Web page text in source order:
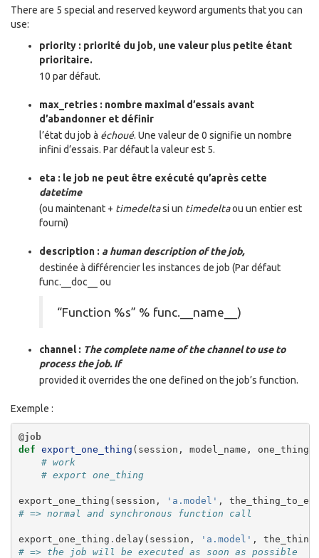
There are 5 special and reserved keyword arguments that you can
use:
priority : priorité du job, une valeur plus petite étant
prioritaire.
10 par défaut.
max_retries : nombre maximal d’essais avant
d’abandonner et définir
l’état du job à échoué. Une valeur de 0 signifie un nombre
infini d’essais. Par défaut la valeur est 5.
eta : le job ne peut être exécuté qu’après cette
datetime
(ou maintenant + timedeltasi un timedeltaou un entier est
fourni)
description : a human description of the job,
destinée à différencier les instances de job (Par défaut
func.__doc__ ou
“Function %s” % func.__name__)
channel: The complete name of the channel to use to
process the job. If
provided it overrides the one defined on the job’s function.
Exemple :
@job
def export_one_thing ( session , model_name , one_thing
# work
# export one_thing
export_one_thing ( session , 'a.model' ,
# => normal and synchronous function call
export_one_thing . delay( session , 'a.model' ,
# => the job will be executed as soon as possible